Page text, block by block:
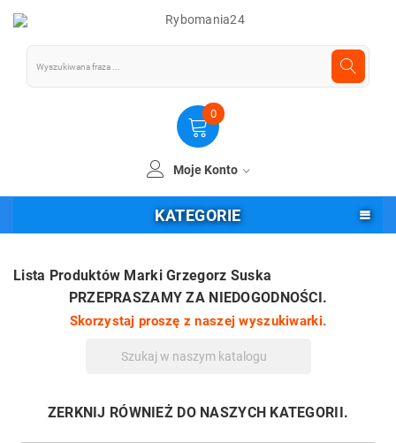
0
Moje Konto
KATEGORIE
Lista Produktów Marki Grzegorz Suska
PRZEPRASZAMY ZA NIEDOGODNOŚCI.
Skorzystaj proszę z naszej wyszukiwarki.
ZERKNIJ RÓWNIEŻ DO NASZYCH KATEGORII.